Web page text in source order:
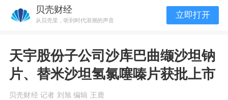
贝壳财经
从贝壳里，听到时代浪潮的声音
立即打开
天宇股份子公司沙库巴曲缬沙坦钠
片、替米沙坦氢氯噻嗪片获批上市
贝壳财经 记者 刘旭 编辑 王鹿